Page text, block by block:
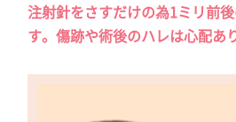
注射針をさすだけの為1ミリ前
す。傷跡や術後のハレは心配あ